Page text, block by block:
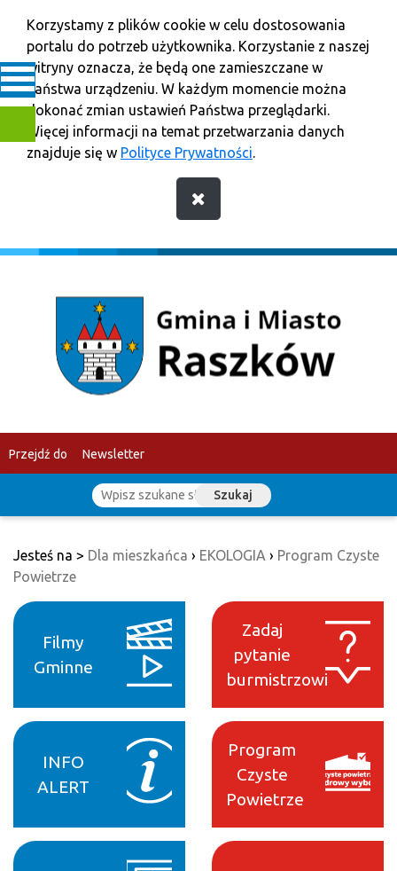
Korzystamy z plików cookie w celu dostosowania
portalu do potrzeb użytkownika. Korzystanie z naszej
witryny oznacza, że będą one zamieszczane w
Państwa urządzeniu. W każdym momencie można
dokonać zmian ustawień Państwa przeglądarki.
Więcej informacji na temat przetwarzania danych
znajduje się w Polityce Prywatności.
Przejdź do Newsletter
Szukaj
Jesteś na > Dla mieszkańca › EKOLOGIA › Program Czyste
Powietrze
Filmy
Gminne
INFO
ALERT
Zadaj
pytanie
burmistrzowi
Program
Czyste
Powietrze